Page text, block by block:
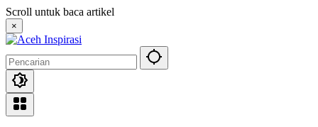
Langsung
ke
konten
Scroll untuk baca artikel
×